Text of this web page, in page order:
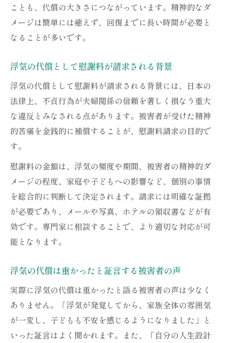
ことも、代償の大きさにつながっています。精神的なダ
メージは簡単には癒えず、回復までに長い時間が必要と
なることが多いです。
浮気の代償として慰謝料が請求される背景
浮気の代償として慰謝料が請求される背景には、日本の
法律上、不貞行為が夫婦関係の信頼を著しく損なう重大
な違反とみなされる点があります。被害者が受けた精神
的苦痛を金銭的に補償することが、慰謝料請求の目的で
す。
慰謝料の金額は、浮気の頻度や期間、被害者の精神的ダ
メージの程度、家庭や子どもへの影響など、個別の事情
を総合的に判断して決定されます。請求には明確な証拠
が必要であり、メールや写真、ホテルの領収書などが有
効です。専門家に相談することで、より適切な対応が可
能となります。
浮気の代償は重かったと証言する被害者の声
実際に浮気の代償は重かったと語る被害者の声は少なく
ありません。「浮気が発覚してから、家族全体の雰囲気
が一変し、子どもも不安を感じるようになりました」と
いった証言はよく聞かれます。また、「自分の人生設計